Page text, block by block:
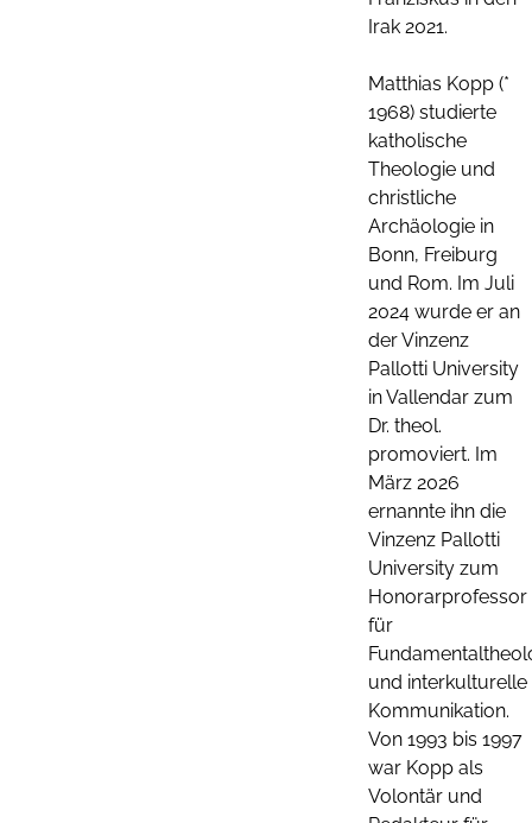
Irak 2021.
Matthias Kopp (*
1968) studierte
katholische
Theologie und
christliche
Archäologie in
Bonn, Freiburg
und Rom. Im Juli
2024 wurde er an
der Vinzenz
Pallotti University
in Vallendar zum
Dr. theol.
promoviert. Im
März 2026
ernannte ihn die
Vinzenz Pallotti
University zum
Honorarprofessor
für
und interkulturelle
Kommunikation.
Von 1993 bis 1997
war Kopp als
Volontär und